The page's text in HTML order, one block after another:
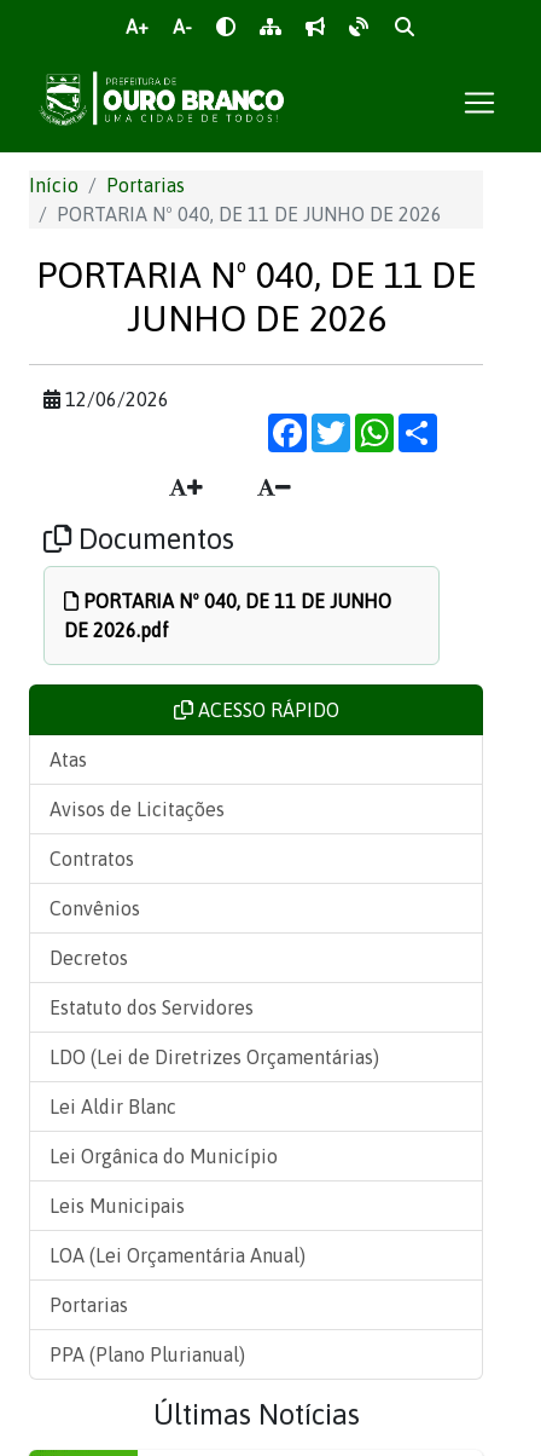
A+ A-
Início
Portarias
PORTARIA Nº 040, DE 11 DE JUNHO DE 2026
PORTARIA Nº 040, DE 11 DE
JUNHO DE 2026
12/06/2026
Facebook
TwitterWhatsApp
Documentos
PORTARIA Nº 040, DE 11 DE JUNHO
DE 2026.pdf
ACESSO RÁPIDO
Atas
Avisos de Licitações
Contratos
Convênios
Decretos
Estatuto dos Servidores
LDO (Lei de Diretrizes Orçamentárias)
Lei Aldir Blanc
Lei Orgânica do Município
Leis Municipais
LOA (Lei Orçamentária Anual)
Portarias
PPA (Plano Plurianual)
Últimas Notícias